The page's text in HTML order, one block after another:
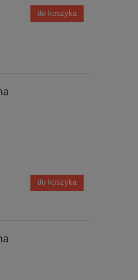
do koszyka
do koszyka